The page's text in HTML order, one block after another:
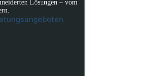
Lösungen – vom